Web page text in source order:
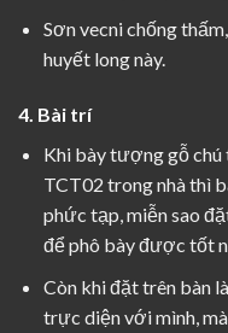
Sơn vecni chống
huyết longnày.
4. Bài trí
Khi bày tượng gỗ chú
TCT02 trong nhà thì
phức tạp, miễn sao
để phô bày được tốt
Còn khi đặt trên bàn
trực diện với mình,